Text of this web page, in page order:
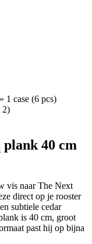
» 1 case (6 pcs)
2)
40 cm
vis naar The Next
direct op je rooster
subtiele cedar
is 40 cm, groot
past hij op bijna